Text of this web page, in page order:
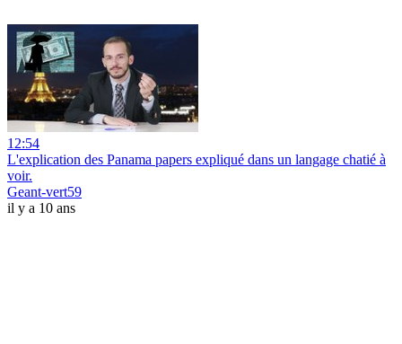
12:54
L'explication des Panama papers expliqué dans un langage chatié à
voir.
Geant-vert59
il y a 10 ans